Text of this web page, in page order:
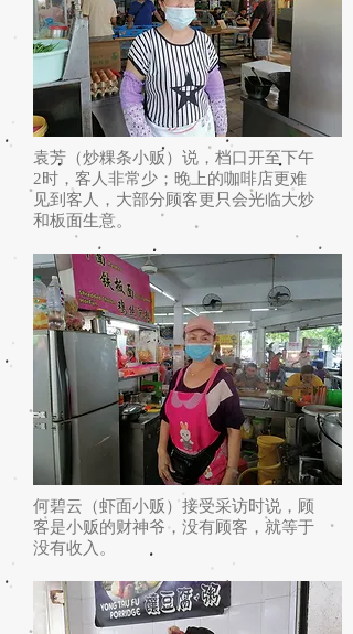
袁芳（炒粿条小贩）说，档口开至下午
2时，客人非常少；晚上的咖啡店更难
见到客人，大部分顾客更只会光临大炒
和板面生意。
何碧云（虾面小贩）接受采访时说，顾
客是小贩的财神爷，没有顾客，就等于
没有收入。